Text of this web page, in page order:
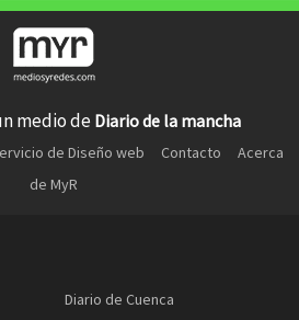
medio de Diario de la mancha
de Diseño web Contacto
Acerca
de MyR
Diario de Cuenca